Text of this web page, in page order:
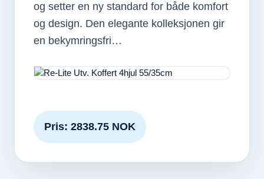
og setter en ny standard for både komfort
og design. Den elegante kolleksjonen gir
en bekymringsfri…
Pris: 2838.75 NOK